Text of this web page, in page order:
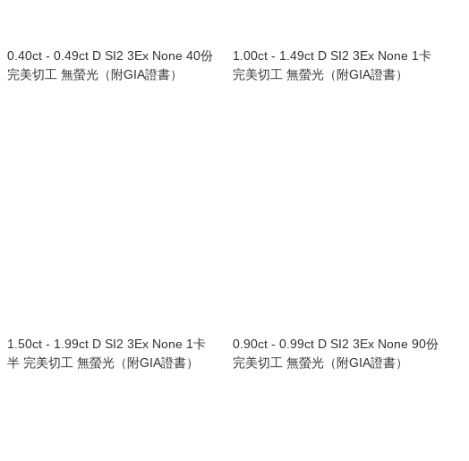
0.40ct - 0.49ct D SI2 3Ex None 40份
完美切工 無螢光（附GIA證書）
1.00ct - 1.49ct D SI2 3Ex None 1卡
完美切工 無螢光（附GIA證書）
1.50ct - 1.99ct D SI2 3Ex None 1卡
半 完美切工 無螢光（附GIA證書）
0.90ct - 0.99ct D SI2 3Ex None 90份
完美切工 無螢光（附GIA證書）